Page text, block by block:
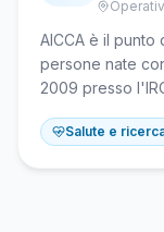
AICCA è il punto
persone nate
2009 presso
e psicologi
Salute e